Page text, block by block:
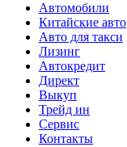
Автомобили
Китайские авто
Авто для такси
Лизинг
Автокредит
Директ
Выкуп
Трейд ин
Сервис
Контакты